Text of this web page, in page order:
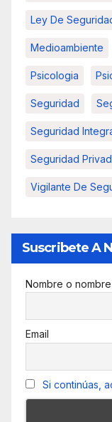
Ley De
Medioambiente
Psicologia
Seguridad
Seguridad
Seguridad
Vigilante De
Suscribete A
Nombre o
Email
Si continúas,